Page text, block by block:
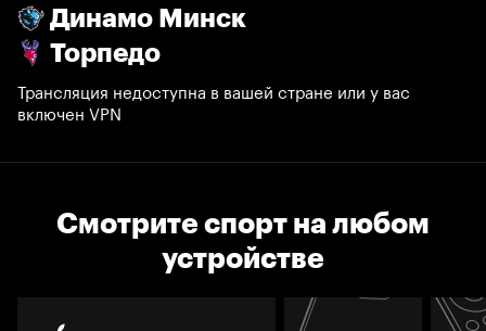
Динамо Минск
Торпедо
Трансляция недоступна в вашей стране или у вас
включен VPN
Смотрите спорт на любом
устройстве